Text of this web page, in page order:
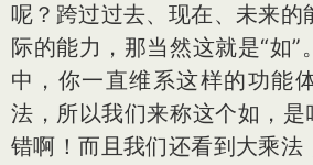
呢？跨过过去、现在、未来的
际的能力，那当然这就是“如”
中，你一直维系这样的功能
法，所以我们来称这个如，是
错啊！而且我们还看到大乘法